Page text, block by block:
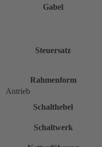
Gabel
Steuersatz
Rahmenform
Antrieb
Schalthebel
Schaltwerk